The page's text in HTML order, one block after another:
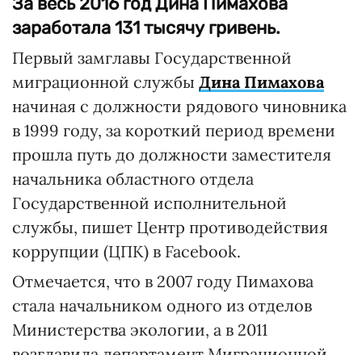
заработала 131 тысячу гривень.
Первый замглавы Государственной
миграционной службы Дина Пимахова
начиная с должности рядового чиновника
в 1999 году, за короткий период времени
прошла путь до должности заместителя
начальника областного отдела
Государственной исполнительной
службы, пишет Центр противодействия
коррупции (ЦПК) в Facebook.
Отмечается, что в 2007 году Пимахова
стала начальником одного из отделов
Министерства экологии, а в 2011